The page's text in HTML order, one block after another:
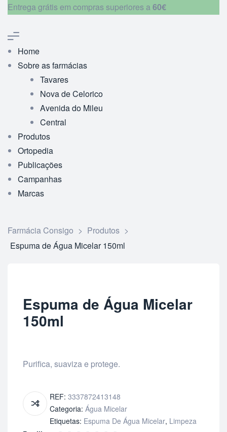
Entrega grátis em compras superiores a60€
Home
Sobre as farmácias
Tavares
Nova de Celorico
Avenida do Mileu
Central
Produtos
Ortopedia
Publicações
Campanhas
Marcas
Farmácia Consigo > Produtos >
Espuma de Água Micelar 150ml
Espuma de Água Micelar
150ml
Purifica, suaviza e protege.
REF: 3337872413148
Categoria: Água Micelar
Etiquetas: Espuma De Água Micelar, Limpeza